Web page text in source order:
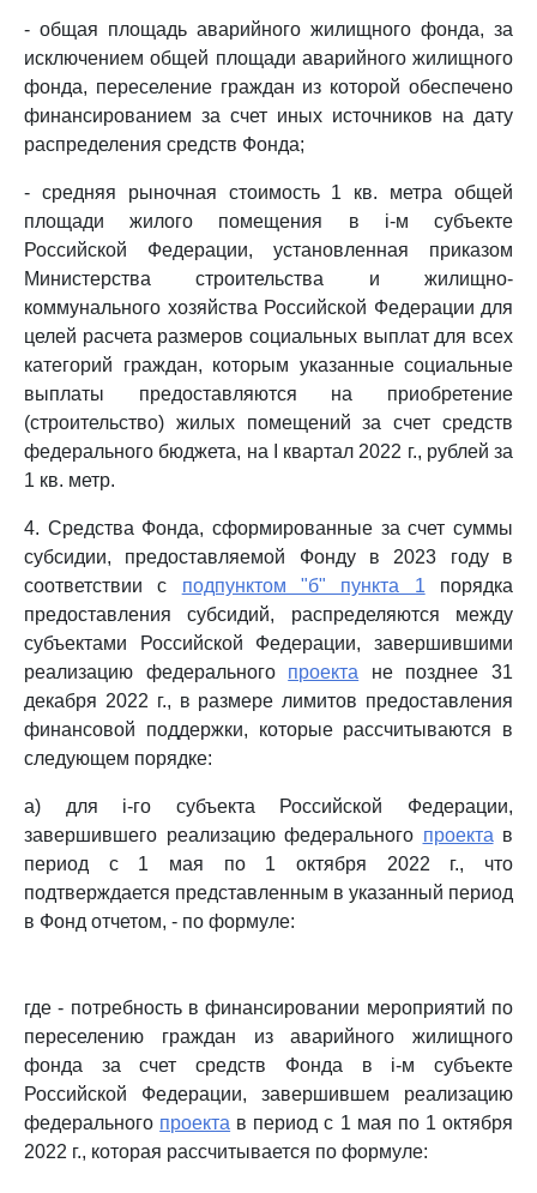
- общая площадь аварийного жилищного фонда, за
исключением общей площади аварийного жилищного
фонда, переселение граждан из которой обеспечено
финансированием за счет иных источников на дату
распределения средств Фонда;
- средняя рыночная стоимость 1 кв. метра общей
площади жилого помещения в i-м субъекте
Российской Федерации, установленная приказом
Министерства строительства и жилищно-
коммунального хозяйства Российской Федерации для
целей расчета размеров социальных выплат для всех
категорий граждан, которым указанные социальные
выплаты предоставляются на приобретение
(строительство) жилых помещений за счет средств
федерального бюджета, на I квартал 2022 г., рублей за
1 кв. метр.
4. Средства Фонда, сформированные за счет суммы
субсидии, предоставляемой Фонду в 2023 году в
соответствии с подпунктом "б" пункта 1 порядка
предоставления субсидий, распределяются между
субъектами Российской Федерации, завершившими
реализацию федерального проекта не позднее 31
декабря 2022 г., в размере лимитов предоставления
финансовой поддержки, которые рассчитываются в
следующем порядке:
а) для i-го субъекта Российской Федерации,
завершившего реализацию федерального проекта в
период с 1 мая по 1 октября 2022 г., что
подтверждается представленным в указанный период
в Фонд отчетом, - по формуле:
где - потребность в финансировании мероприятий по
переселению граждан из аварийного жилищного
фонда за счет средств Фонда в i-м субъекте
Российской Федерации, завершившем реализацию
федерального проекта в период с 1 мая по 1 октября
2022 г., которая рассчитывается по формуле: